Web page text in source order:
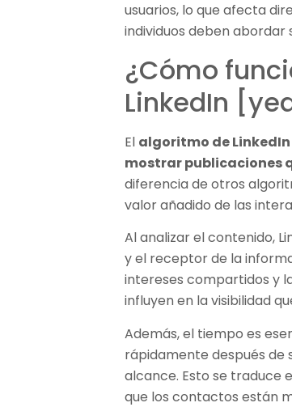
usuarios, lo que afecta
individuos deben abordar
¿Cómo
LinkedIn
El algoritmo de LinkedIn
mostrar publicaciones
diferencia de otros
valor añadido de las
Al analizar el contenido,
y el receptor de la
intereses compartidos y
influyen en la visibilidad
Además, el tiempo es
rápidamente después
alcance. Esto se traduce
que los contactos están